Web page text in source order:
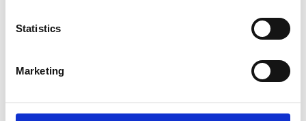
Statistics
Marketing